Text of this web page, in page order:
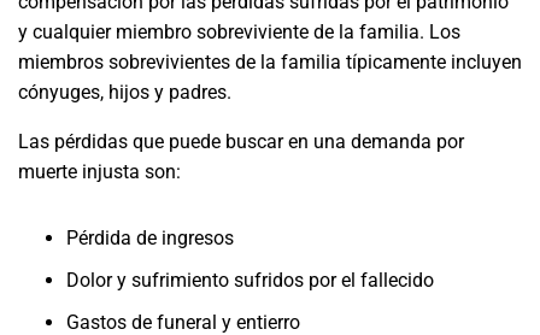
y cualquier miembro sobreviviente de la familia. Los
miembros sobrevivientes de la familia típicamente incluyen
cónyuges, hijos y padres.
Las pérdidas que puede buscar en una demanda por
muerte injusta son:
Pérdida de ingresos
Dolor y sufrimiento sufridos por el fallecido
Gastos de funeral y entierro